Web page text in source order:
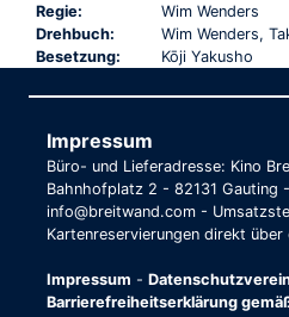
Regie:
Wim Wenders
Drehbuch:
Wim Wenders,
Besetzung:
Kōji Yakusho
Impressum
Büro- und Lieferadresse: Kino
Bahnhofplatz 2 - 82131 Gauting
info@breitwand.com -
Kartenreservierungen direkt über
Impressum -
Barrierefreiheitserklärung